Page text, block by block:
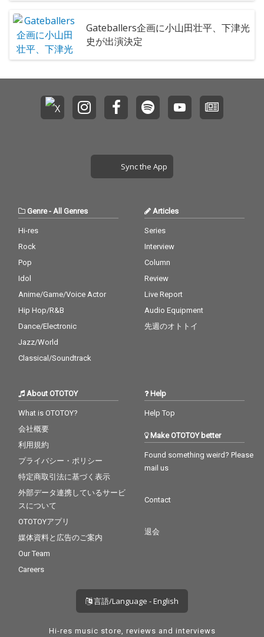
Gateballers企画に小山田壮平、下津光
史が出演決定
Sync the App
Genre-All Genres
Hi-res
Rock
Pop
Idol
Anime/Game/Voice Actor
Hip Hop/R&B
Dance/Electronic
Jazz/World
Classical/Soundtrack
Articles
Series
Interview
Column
Review
Live Report
Audio Equipment
先週のオトトイ
About OTOTOY
What is OTOTOY?
会社概要
利用規約
プライバシー・ポリシー
特定商取引法に基づく表示
外部データ連携しているサービ
スについて
OTOTOYアプリ
媒体資料と広告のご案内
Our Team
Careers
Help
Help Top
Make OTOTOY better
Found something weird? Please
mail us
Contact
退会
言語/Language - English
Hi-res music store, reviews and interviews